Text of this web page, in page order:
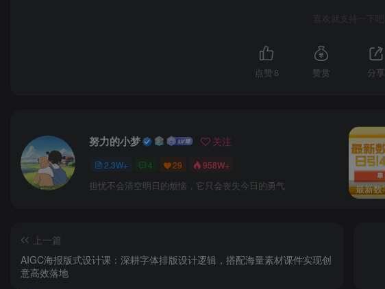
喜欢就支持一下吧
点赞 8 赞赏 分享
努力的小梦 关注
2.3W+ 4 29 958W+
担忧不会清空明日的烦恼，它只会丧失今日的勇气
上一篇
AIGC海报版式设计课：深耕字体排版设计逻辑，搭配海量素材课件实现创
意高效落地